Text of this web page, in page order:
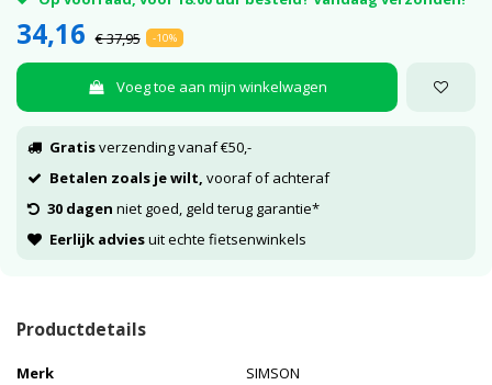
34,16 € 37,95 -10%
Voeg toe aan mijn winkelwagen
Gratisverzending vanaf €50,-
Betalen zoals je wilt, vooraf of achteraf
30 dagen niet goed, geld terug garantie*
Eerlijk adviesuit echte fietsenwinkels
Productdetails
Merk
SIMSON